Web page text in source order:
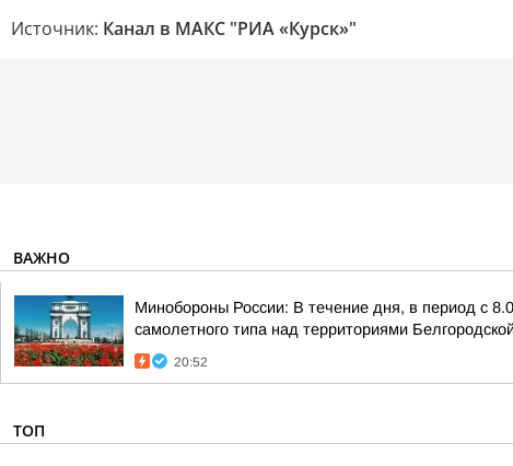
Источник: Канал в МАКС "РИА «Курск»"
ВАЖНО
Минобороны России: В течение дня, в период с
самолетного типа над территориями
20:52
ТОП